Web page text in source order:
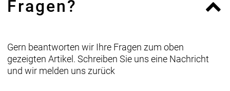
Verfügung.
Das Domane mit seiner verborgenen
Zug-/Leitungsführung und der verborgenen
Sattelstützenklemmung zeichnet durch eine noch
Fragen?
Gern beantworten wir Ihre Fragen zum oben
gezeigten Artikel. Schreiben Sie uns eine Nachricht
und wir melden uns zurück